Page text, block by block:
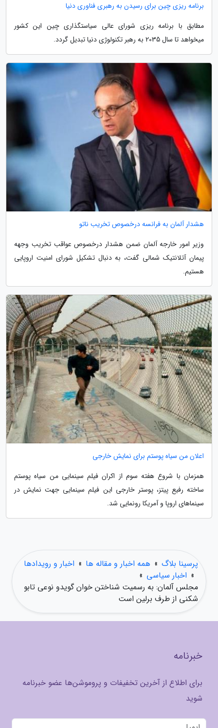
برنامه ریزی چین برای رسیدن به رهبری فناوری دنیا
مطابق با برنامه ریزی شورای عالی سیاستگذاری چین این کشور
میخواهد تا سال 2035 به رهبر تکنولوژی دنیا تبدیل گردد.
هشدار آلمان به فرانسه درخصوص تخریب ناتو
وزیر امور خارجه آلمان ضمن هشدار درخصوص عواقب تخریب وجهه
پیمان آتلانتیک شمالی گفت، به دنبال تشکیل شورای امنیت اروپایی
هستیم.
اعلان من سیاه پوستم برای نمایش خارجی
همزمان با شروع هفته سوم از اکران فیلم سینمایی من سیاه پوستم
ساخته رفیع پیتز، پوستر خارجی این فیلم سینمایی جهت نمایش در
سینماهای اروپا و آمریکا رونمایی شد.
پرسینا بلاگ » همه اخبار و مقاله ها » اخبار و رویدادها
» اخبار سیاسی »
مجلس آلمان: به رسمیت شناختن خوان گویدو نوعی تابو
شکنی از طرف برلین است
خبرنامه
برای اطلاع از آخرین تخفیفات و پروموشن‌ها عضو خبرنامه
شوید